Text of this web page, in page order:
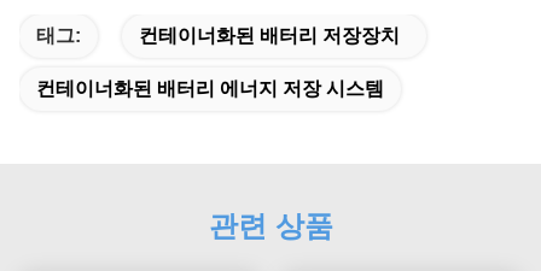
태그: 컨테이너화된 배터리 저장장치
컨테이너화된 배터리 에너지 저장 시스템
관련 상품